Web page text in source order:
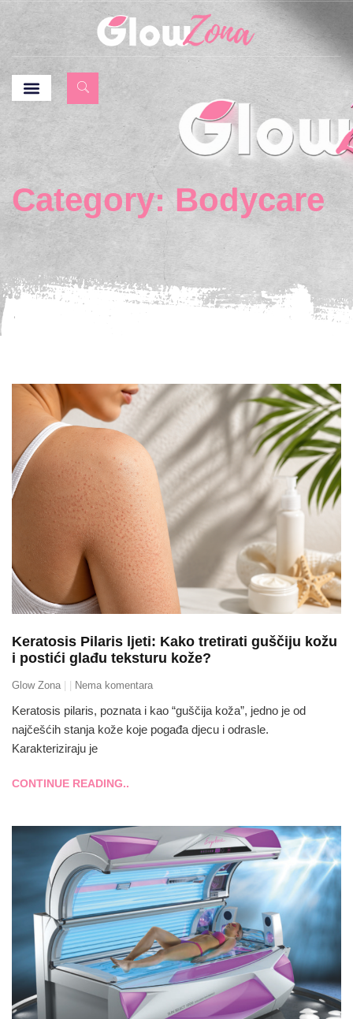
Category: Bodycare
Keratosis Pilaris ljeti: Kako tretirati guščiju kožu
i postići glađu teksturu kože?
Glow Zona Nema komentara
Keratosis pilaris, poznata i kao “guščija koža”, jedno je od
najčešćih stanja kože koje pogađa djecu i odrasle.
Karakteriziraju je
CONTINUE READING..